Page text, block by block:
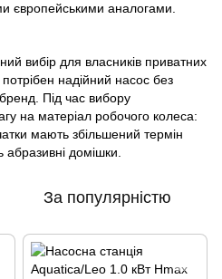
європейськими аналогами.
вибір для власників приватних
надійний насос без
Під час вибору
на матеріал робочого колеса:
мають збільшений термін
домішки.
За популярністю